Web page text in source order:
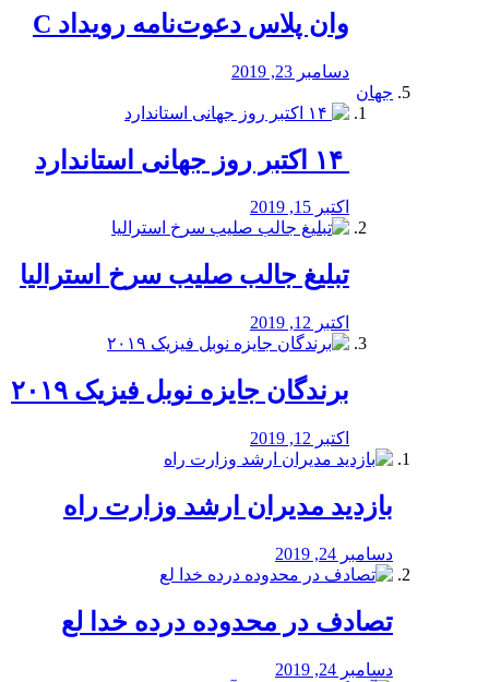
وان پلاس دعوت‌نامه رویداد C
دسامبر 23, 2019
جهان
اکتبر 15, 2019
تبلیغ جالب صلیب سرخ استرالیا
اکتبر 12, 2019
برندگان جایزه نوبل فیزیک ۲۰۱۹
اکتبر 12, 2019
بازدید مدیران ارشد وزارت راه
دسامبر 24, 2019
تصادف در محدوده درده خدا لع
دسامبر 24, 2019